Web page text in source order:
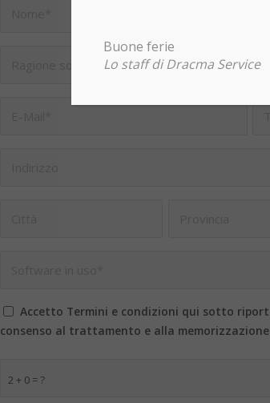
Accetto Termini e condizioni qui sotto
consenso al trattamento e alla
2 + 0 = ?
Buone ferie
Lo staff di Dracma Service